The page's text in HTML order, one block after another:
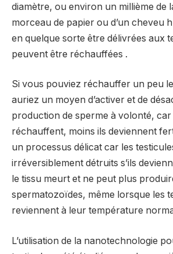
diamètre, ou environ un millième de
morceau de papier ou d’un cheveu
en quelque sorte être délivrées aux
peuvent être réchauffées .
Si vous pouviez réchauffer un peu
auriez un moyen d’activer et de
production de sperme à volonté, car
réchauffent, moins ils deviennent
un processus délicat car les
irréversiblement détruits s’ils
le tissu meurt et ne peut plus
spermatozoïdes, même lorsque les
reviennent à leur température
L’utilisation de la nanotechnologie